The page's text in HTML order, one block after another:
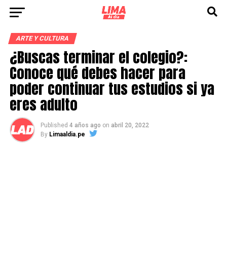
ARTE Y CULTURA
¿Buscas terminar el colegio?:
Conoce qué debes hacer para
poder continuar tus estudios si ya
eres adulto
Published 4 años ago on abril 20, 2022
By Limaaldia.pe